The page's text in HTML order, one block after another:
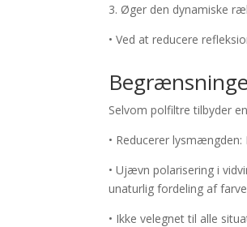
3. Øger den dynamiske
• Ved at reducere
Selvom polfiltre tilbyder
• Reducerer
• Ujævn polarisering i
unaturlig fordeling af
• Ikke velegnet til alle